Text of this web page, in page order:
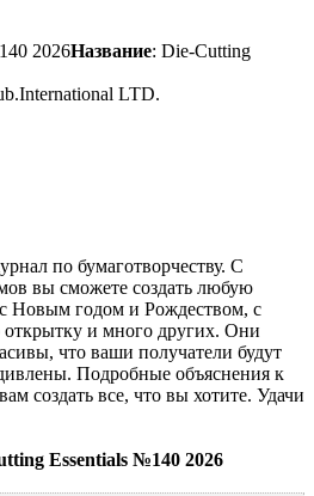
Название: Die-Cutting
LTD.
по бумаготворчеству. С
вы сможете создать любую
Новым годом и Рождеством, с
и много других. Они
что ваши получатели будут
Подробные объяснения к
создать все, что вы хотите. Удачи
Essentials №140 2026